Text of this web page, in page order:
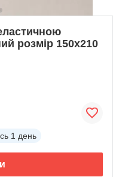
розмір 150х210
1 день